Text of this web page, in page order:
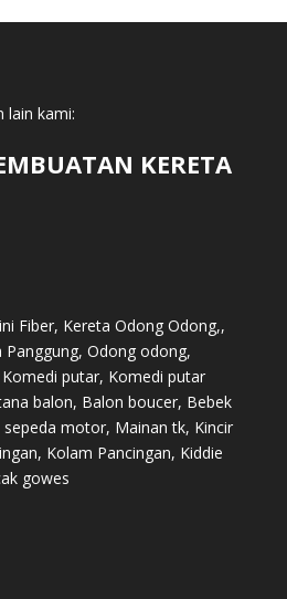
lain kami:
KERETA
Fiber, Kereta Odong Odong,,
Panggung, Odong odong,
Komedi putar, Komedi putar
balon, Balon boucer, Bebek
sepeda motor, Mainan tk, Kincir
, Kolam Pancingan, Kiddie
gowes